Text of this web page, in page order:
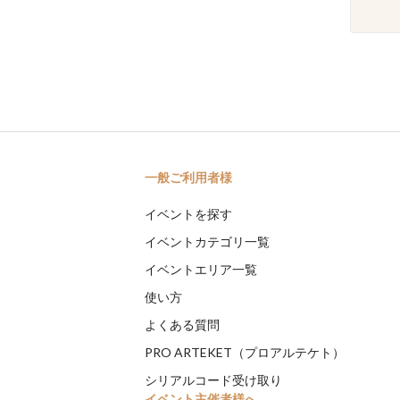
一般ご利用者様
イベントを探す
イベントカテゴリ一覧
イベントエリア一覧
使い方
よくある質問
PRO ARTEKET（プロアルテケト）
シリアルコード受け取り